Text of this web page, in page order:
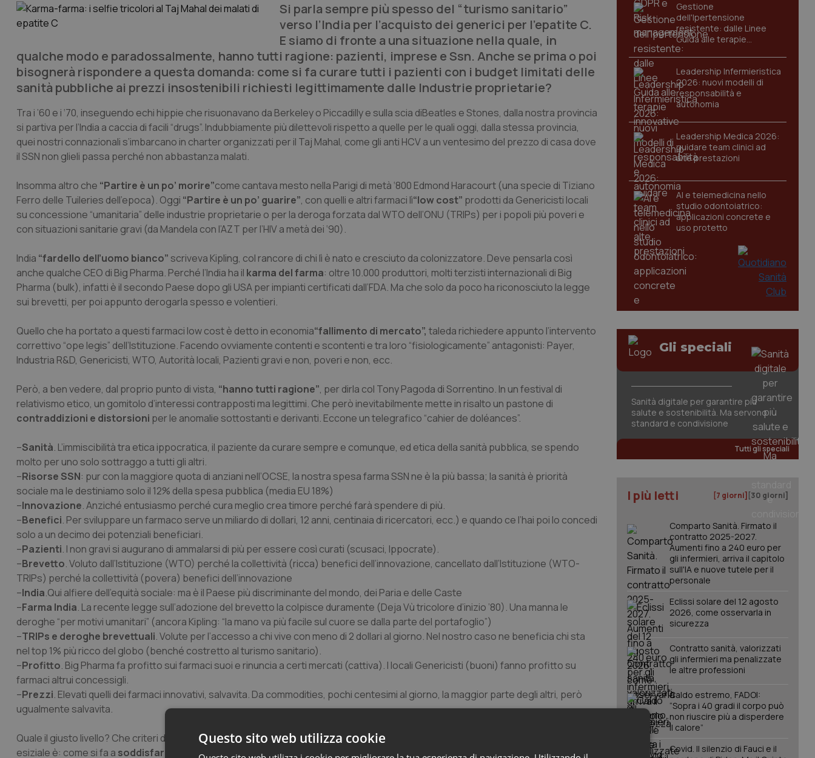
Si parla sempre più spesso del “turismo sanitario”
verso l’India per l’acquisto dei generici per l’epatite C.
E siamo di fronte a una situazione nella quale, in
qualche modo e paradossalmente, hanno tutti ragione: pazienti, imprese e Ssn. Anche se prima o poi
bisognerà rispondere a questa domanda: come si fa curare tutti i pazienti con i budget limitati delle
sanità pubbliche ai prezzi insostenibili richiesti legittimamente dalle Industrie proprietarie?
Tra i ’60 e i ‘70, inseguendo echi hippie che risuonavano da Berkeley o Piccadilly e sulla scia diBeatles e Stones, dalla nostra provincia
si partiva per l’India a caccia di facili “drugs”. Indubbiamente più dilettevoli rispetto a quelle per le quali oggi, dalla stessa provincia,
quei nostri connazionali s’imbarcano in charter organizzati per il Taj Mahal, come gli anti HCV a un ventesimo del prezzo di casa dove
il SSN non glieli passa perché non abbastanza malati.
Insomma altro che “Partire è un po’ morire”come cantava mesto nella Parigi di metà ‘800 Edmond Haracourt (una specie di Tiziano
Ferro delle Tuileries dell’epoca). Oggi “Partire è un po’ guarire”, con quelli e altri farmaci lì“low cost” prodotti da Genericisti locali
su concessione “umanitaria” delle industrie proprietarie o per la deroga forzata dal WTO dell’ONU (TRIPs) per i popoli più poveri e
con situazioni sanitarie gravi (da Mandela con l’AZT per l’HIV a metà dei ‘90).
India “fardello dell’uomo bianco” scriveva Kipling, col rancore di chi lì è nato e cresciuto da colonizzatore. Deve pensarla così
anche qualche CEO di Big Pharma. Perché l’India ha il karma del farma: oltre 10.000 produttori, molti terzisti internazionali di Big
Pharma (bulk), infatti è il secondo Paese dopo gli USA per impianti certificati dall’FDA. Ma che solo da poco ha riconosciuto la legge
sui brevetti, per poi appunto derogarla spesso e volentieri.
Quello che ha portato a questi farmaci low cost è detto in economia“fallimento di mercato”, taleda richiedere appunto l’intervento
correttivo “ope legis” dell’Istituzione. Facendo ovviamente contenti e scontenti e tra loro “fisiologicamente” antagonisti: Payer,
Industria R&D, Genericisti, WTO, Autorità locali, Pazienti gravi e non, poveri e non, ecc.
Però, a ben vedere, dal proprio punto di vista, “hanno tutti ragione”, per dirla col Tony Pagoda di Sorrentino. In un festival di
relativismo etico, un gomitolo d’interessi contrapposti ma legittimi. Che però inevitabilmente mette in risalto un pastone di
contraddizioni e distorsioni per le anomalie sottostanti e derivanti. Eccone un telegrafico “cahier de doléances”.
–Sanità. L’immiscibilità tra etica ippocratica, il paziente da curare sempre e comunque, ed etica della sanità pubblica, se spendo
molto per uno solo sottraggo a tutti gli altri.
–Risorse SSN: pur con la maggiore quota di anziani nell’OCSE, la nostra spesa farma SSN ne è la più bassa; la sanità è priorità
sociale ma le destiniamo solo il 12% della spesa pubblica (media EU 18%)
–Innovazione. Anziché entusiasmo perché cura meglio crea timore perché farà spendere di più.
–Benefici. Per sviluppare un farmaco serve un miliardo di dollari, 12 anni, centinaia di ricercatori, ecc.) e quando ce l’hai poi lo concedi
solo a un decimo dei potenziali beneficiari.
–Pazienti. I non gravi si augurano di ammalarsi di più per essere così curati (scusaci, Ippocrate).
–Brevetto. Voluto dall’Istituzione (WTO) perché la collettività (ricca) benefici dell’innovazione, cancellato dall’Istituzione (WTO-
TRIPs) perché la collettività (povera) benefici dell’innovazione
–India.Qui alfiere dell’equità sociale: ma è il Paese più discriminante del mondo, dei Paria e delle Caste
–Farma India. La recente legge sull’adozione del brevetto la colpisce duramente (Deja Vù tricolore d’inizio ’80). Una manna le
deroghe “per motivi umanitari” (ancora Kipling: “la mano va più facile sul cuore se dalla parte del portafoglio”)
–TRIPs e deroghe brevettuali. Volute per l’accesso a chi vive con meno di 2 dollari al giorno. Nel nostro caso ne beneficia chi sta
nel top 1% più ricco del globo (benché costretto al turismo sanitario).
–Profitto. Big Pharma fa profitto sui farmaci suoi e rinuncia a certi mercati (cattiva). I locali Genericisti (buoni) fanno profitto su
farmaci altrui concessigli.
–Prezzi. Elevati quelli dei farmaci innovativi, salvavita. Da commodities, pochi centesimi al giorno, la maggior parte degli altri, però
ugualmente salvavita.
Quale il giusto livello? Che criteri di valutazione? (ne ho scritto tempo faqui su QS, conto di tornarci prossimamente). Ma ladomanda
esiziale è: come si fa a soddisfare insieme tre condizioniincompatibili tra loro, ovvero: 1) curare tutti i pazienti, 2) con i budget
Gestione
dell'Ipertensione
resistente: dalle Linee
Guida alle terapie
innovative
Leadership Infermieristica
2026: nuovi modelli di
responsabilità e
autonomia
Leadership Medica 2026:
guidare team clinici ad
alte prestazioni
AI e telemedicina nello
studio odontoiatrico:
applicazioni concrete e
uso protetto
Gli speciali
Sanità digitale per garantire più
salute e sostenibilità. Ma servono
standard e condivisione
Tutti gli speciali
I più letti [7 giorni] [30 giorni]
Comparto Sanità. Firmato il
contratto 2025-2027.
Aumenti fino a 240 euro per
gli infermieri, arriva il capitolo
sull'IA e nuove tutele per il
personale
Eclissi solare del 12 agosto
2026, come osservarla in
sicurezza
Contratto sanità, valorizzati
gli infermieri ma penalizzate
le altre professioni
Caldo estremo, FADOI:
“Sopra i 40 gradi il corpo può
non riuscire più a disperdere
il calore”
Covid. Il silenzio di Fauci e il
Questo sito web utilizza cookie